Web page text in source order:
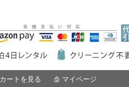
カートを見る マイページ